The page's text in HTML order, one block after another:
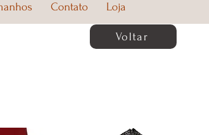
Contato Loja
Voltar